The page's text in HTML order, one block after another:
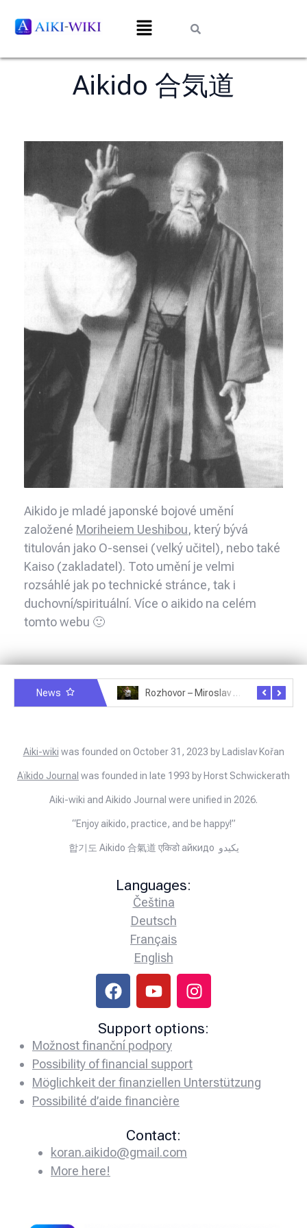
Aikido 合気道
Aikido je mladé japonské bojové umění
založené Moriheiem Ueshibou, který bývá
titulován jako O-sensei (velký učitel), nebo také
Kaiso (zakladatel). Toto umění je velmi
rozsáhlé jak po technické stránce, tak i
duchovní/spirituální. Více o aikido na celém
tomto webu 🙂
News Rozhovor – Miroslav Šmíd – 22.3.2025
Aiki-wiki was founded on October 31, 2023 by Ladislav Kořan
Aïkido Journal was founded in late 1993 by Horst Schwickerath
Aiki-wiki and Aikido Journal were unified in 2026.
“Enjoy aikido, practice, and be happy!”
합기도 Aikido 合氣道 एकिडो айкидо يكيدو
Languages:
Čeština
Deutsch
Français
English
Support options:
Možnost finanční podpory
Possibility of financial support
Möglichkeit der finanziellen Unterstützung
Possibilité d’aide financière
Contact:
koran.aikido@gmail.com
More here!